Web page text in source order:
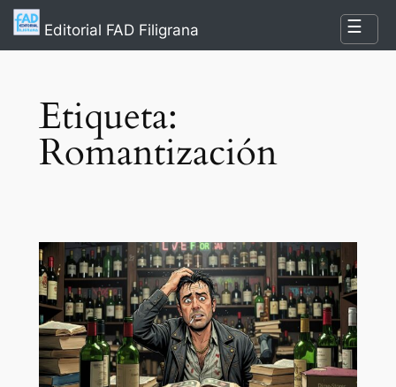
Saltar
al
Editorial FAD Filigrana ☰
Etiqueta:
Romantización